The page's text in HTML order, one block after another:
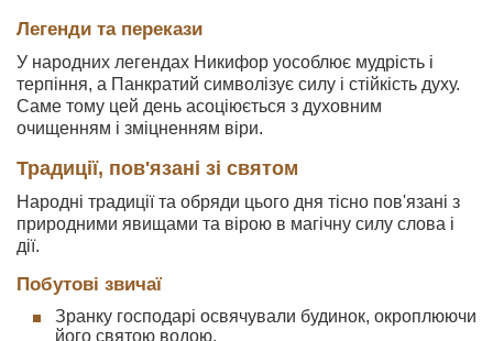
Легенди та перекази
У народних легендах Никифор уособлює мудрість і
терпіння, а Панкратий символізує силу і стійкість духу.
Саме тому цей день асоціюється з духовним
очищенням і зміцненням віри.
Традиції, пов'язані зі святом
Народні традиції та обряди цього дня тісно пов'язані з
природними явищами та вірою в магічну силу слова і
дії.
Побутові звичаї
Зранку господарі освячували будинок, окроплюючи
його святою водою.